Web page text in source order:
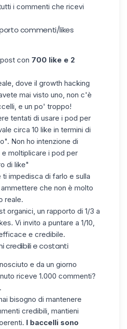
i commenti che ricevi
commenti/likes
con 700 like e 2
dove il growth hacking
mai visto uno, non c'è
e un po' troppo!
tentati di usare i pod per
circa 10 like in termini di
Non ho intenzione di
moltiplicare i pod per
di like"
impedisca di farlo e sulla
che non è molto
reale.
organici, un rapporto di 1/3 a
Vi invito a puntare a 1/10,
e credibile.
credibili e costanti
e da un giorno
riceve 1.000 commenti?
bisogno di mantenere
credibili, mantieni
. I baccelli sono